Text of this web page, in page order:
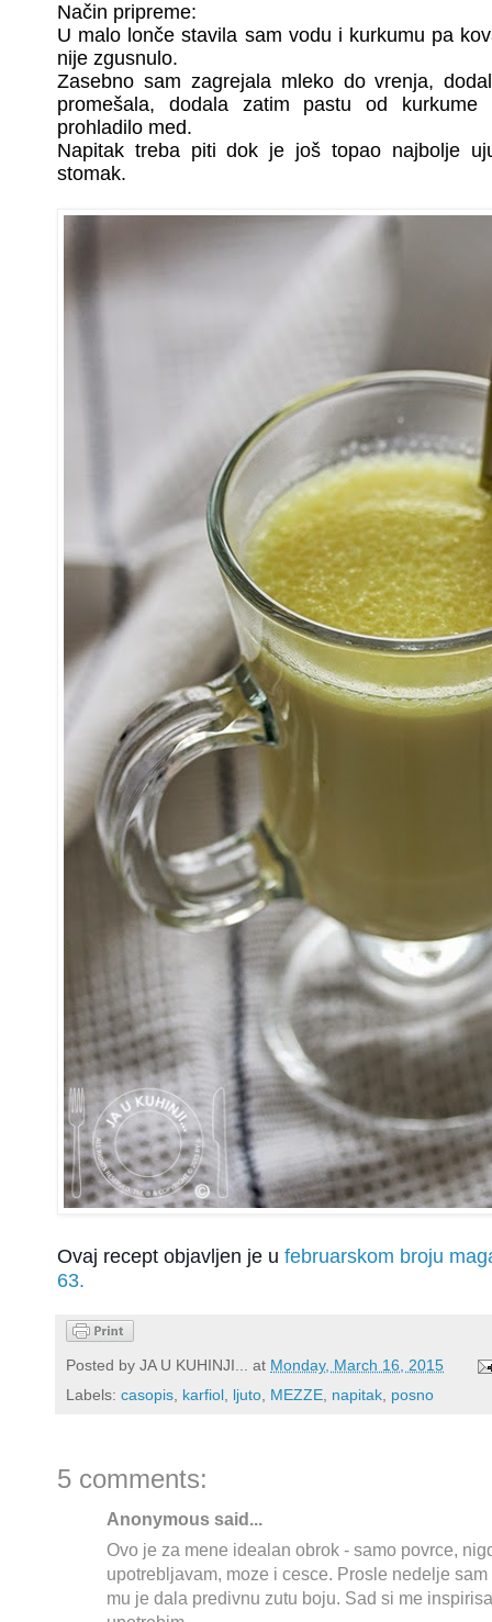
Način pripreme:
U malo lonče stavila sam vodu i kurkumu pa
nije zgusnulo.
Zasebno sam zagrejala mleko do vrenja,
promešala, dodala zatim pastu od
prohladilo med.
Napitak treba piti dok je još topao najbolje
stomak.
Ovaj recept objavljen je u februarskom broju
63.
Posted by JA U KUHINJI... at Monday, March 16, 2015
Labels: casopis, karfiol, ljuto, MEZZE, napitak, posno
5 comments:
Anonymous said...
Ovo je za mene idealan obrok - samo povrce,
upotrebljavam, moze i cesce. Prosle nedelje
mu je dala predivnu zutu boju. Sad si me